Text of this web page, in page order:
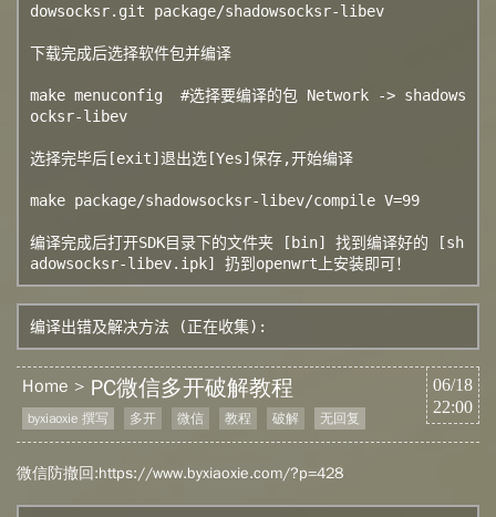
dowsocksr.git package/shadowsocksr-libev
下载完成后选择软件包并编译
make menuconfig  #选择要编译的包 Network -> shadows
ocksr-libev
选择完毕后[exit]退出选[Yes]保存,开始编译
make package/shadowsocksr-libev/compile V=99
编译完成后打开SDK目录下的文件夹 [bin] 找到编译好的 [sh
adowsocksr-libev.ipk] 扔到openwrt上安装即可！
编译出错及解决方法 (正在收集):
06/18
22:00
Home PC微信多开破解教程
byxiaoxie 撰写 多开 微信 教程 破解 无回复
微信防撤回:https://www.byxiaoxie.com/?p=428